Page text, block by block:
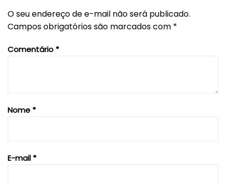
O seu endereço de e-mail não será publicado.
Campos obrigatórios são marcados com *
Comentário *
Nome *
E-mail *